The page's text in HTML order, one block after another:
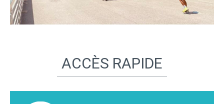
ACCÈS RAPIDE